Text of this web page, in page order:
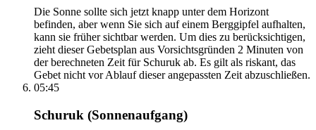
Die Sonne sollte sich jetzt knapp unter dem Horizont
befinden, aber wenn Sie sich auf einem Berggipfel aufhalten,
kann sie früher sichtbar werden. Um dies zu berücksichtigen,
zieht dieser Gebetsplan aus Vorsichtsgründen 2 Minuten von
der berechneten Zeit für Schuruk ab. Es gilt als riskant, das
Gebet nicht vor Ablauf dieser angepassten Zeit abzuschließen.
05:45
Schuruk (Sonnenaufgang)